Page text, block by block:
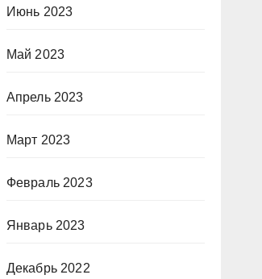
Июнь 2023
Май 2023
Апрель 2023
Март 2023
Февраль 2023
Январь 2023
Декабрь 2022